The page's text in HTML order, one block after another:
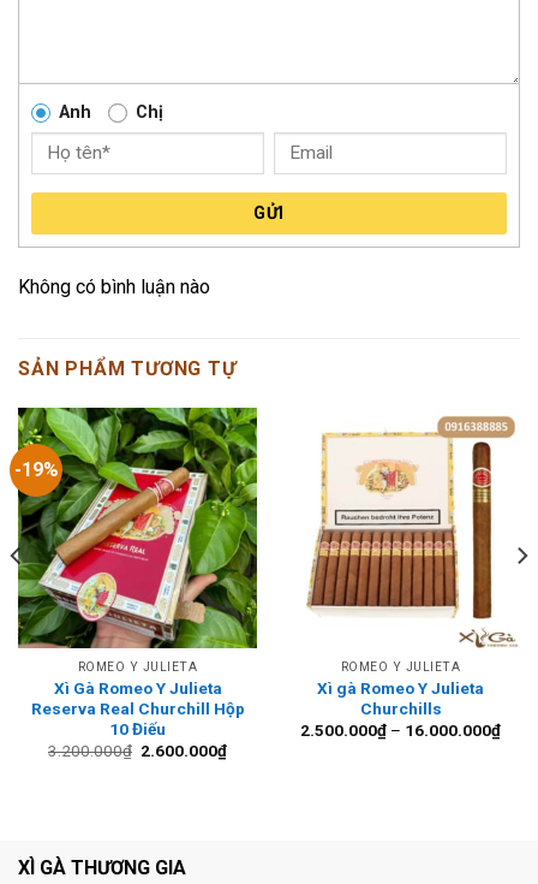
Anh Chị
GỬI
Không có bình luận nào
SẢN PHẨM TƯƠNG TỰ
-19%
ROMEO Y JULIETA
Xì Gà Romeo Y Julieta
Reserva Real Churchill Hộp
10 Điếu
3.200.000₫ Giá
2.600.000₫Giá
ROMEO Y JULIETA
Xì gà Romeo Y Julieta
Churchills
2.500.000₫ – 16.000.000₫
XÌ GÀ THƯƠNG GIA